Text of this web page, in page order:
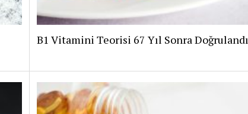
B1 Vitamini Teorisi 67 Yıl Sonra Doğrulandı